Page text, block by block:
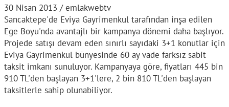
30 Nisan 2013 / emlakwebtv
Sancaktepe'de Eviya Gayrimenkul tarafından inşa edilen
Ege Boyu'nda avantajlı bir kampanya dönemi daha başlıyor.
Projede satışı devam eden sınırlı sayıdaki 3+1 konutlar için
Eviya Gayrimenkul bünyesinde 60 ay vade farksız sabit
taksit imkanı sunuluyor. Kampanyaya göre, fiyatları 445 bin
910 TL'den başlayan 3+1'lere, 2 bin 810 TL'den başlayan
taksitlerle sahip olunabiliyor.